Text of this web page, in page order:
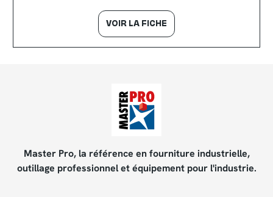
VOIR LA FICHE
Master Pro, la référence en fourniture industrielle,
outillage professionnel et équipement pour l'industrie.